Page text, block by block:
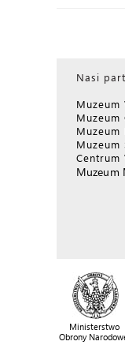
Nasi
Muzeum
Muzeum
Muzeum
Muzeum
Centrum
Muzeum
Ministerstwo
Obrony